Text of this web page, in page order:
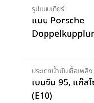
รูปแบบเกียร์
แบบ Porsche
ประเภทน้ำมันเชื้อเพลิง
เบนซิน 95, แก๊ส
(E10)